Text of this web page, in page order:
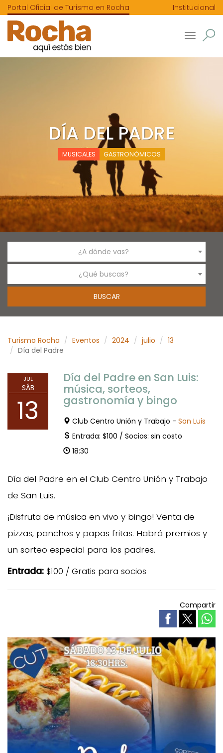
Portal Oficial de Turismo en Rocha Institucional
Toggle
DÍA DEL PADRE
MUSICALES GASTRONÓMICOS
¿A dónde vas?
¿Qué buscas?
Turismo Rocha Eventos 2024 julio
13
Día del Padre
JUL
SÁB
13
Día del Padre en San Luis:
música, sorteos,
gastronomía y bingo
Club Centro Unión y Trabajo - San Luis
Entrada: $100 / Socios: sin costo
18:30
Día del Padre en el Club Centro Unión y Trabajo
de San Luis.
¡Disfruta de música en vivo y bingo! Venta de
pizzas, panchos y papas fritas. Habrá premios y
un sorteo especial para los padres.
Entrada: $100 / Gratis para socios
Compartir